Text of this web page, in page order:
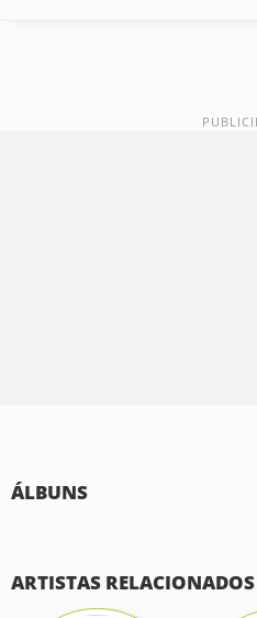
ÁLBUNS
ARTISTAS RELACIONADOS